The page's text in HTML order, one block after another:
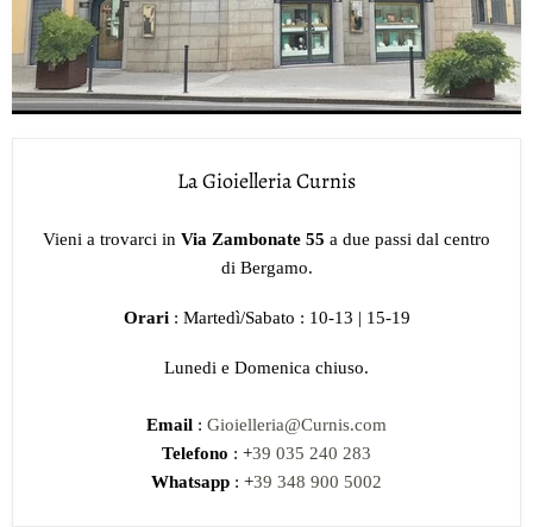
La Gioielleria Curnis
Vieni a trovarci in Via Zambonate 55 a due passi dal centro
di Bergamo.
Orari : Martedì/Sabato : 10-13 | 15-19
Lunedi e Domenica chiuso.
Email : Gioielleria@Curnis.com
Telefono : +39 035 240 283
Whatsapp : +39 348 900 5002